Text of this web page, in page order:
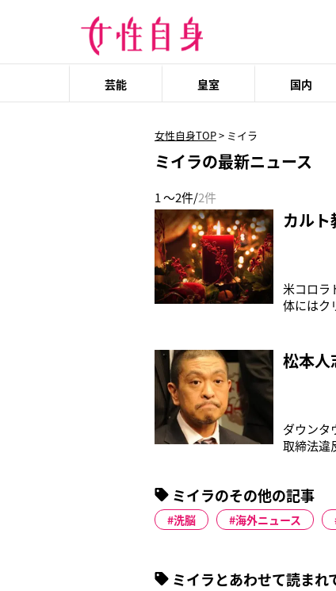
芸能 皇室 国内
女性自身TOP> ミイラ
ミイラの最新ニュース
1 ～2件/2件
カル
米コロラ
体にはク
で寝袋
の周りに
松本人
ダウンタ
取締法違
下され
きた高樹
ミイラのその他の記事
洗脳 海外ニュース
ミイラとあわせて読まれ